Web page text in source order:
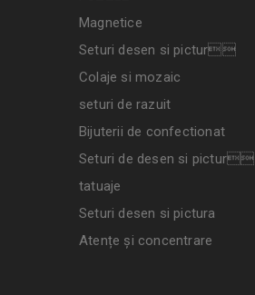
Magnetice
Seturi desen si pictur
Colaje si mozaic
seturi de razuit
Bijuterii de confectionat
Seturi de desen si pictur
tatuaje
Seturi desen si pictura
Atențe și concentrare